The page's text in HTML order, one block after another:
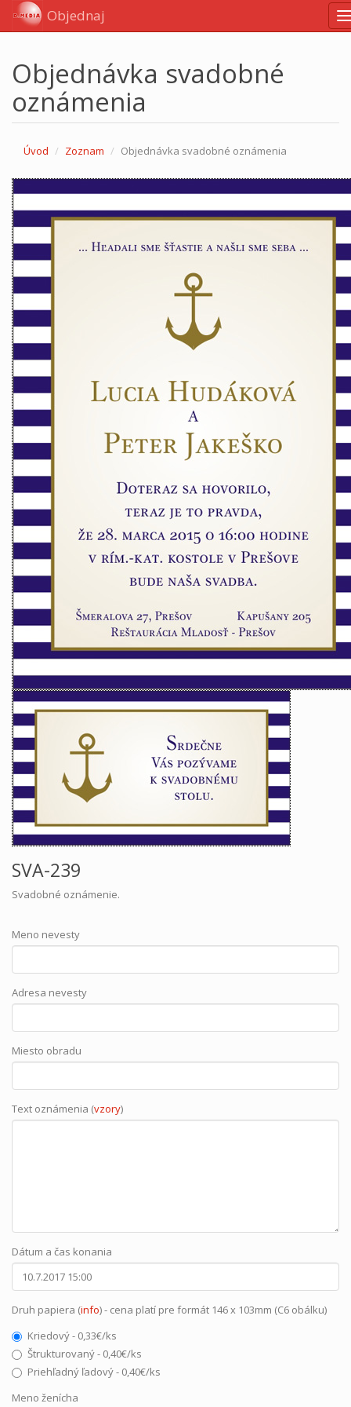
Objednaj
Objednávka svadobné
oznámenia
Úvod Zoznam Objednávka svadobné oznámenia
SVA-239
Svadobné oznámenie.
Meno nevesty
Adresa nevesty
Miesto obradu
Text oznámenia (vzory)
Dátum a čas konania
Druh papiera (info) - cena platí pre formát 146 x 103mm (C6 obálku)
Kriedový - 0,33€/ks
Štrukturovaný - 0,40€/ks
Priehľadný ľadový - 0,40€/ks
Meno ženícha